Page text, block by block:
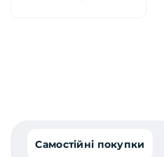
Самостійні покупки